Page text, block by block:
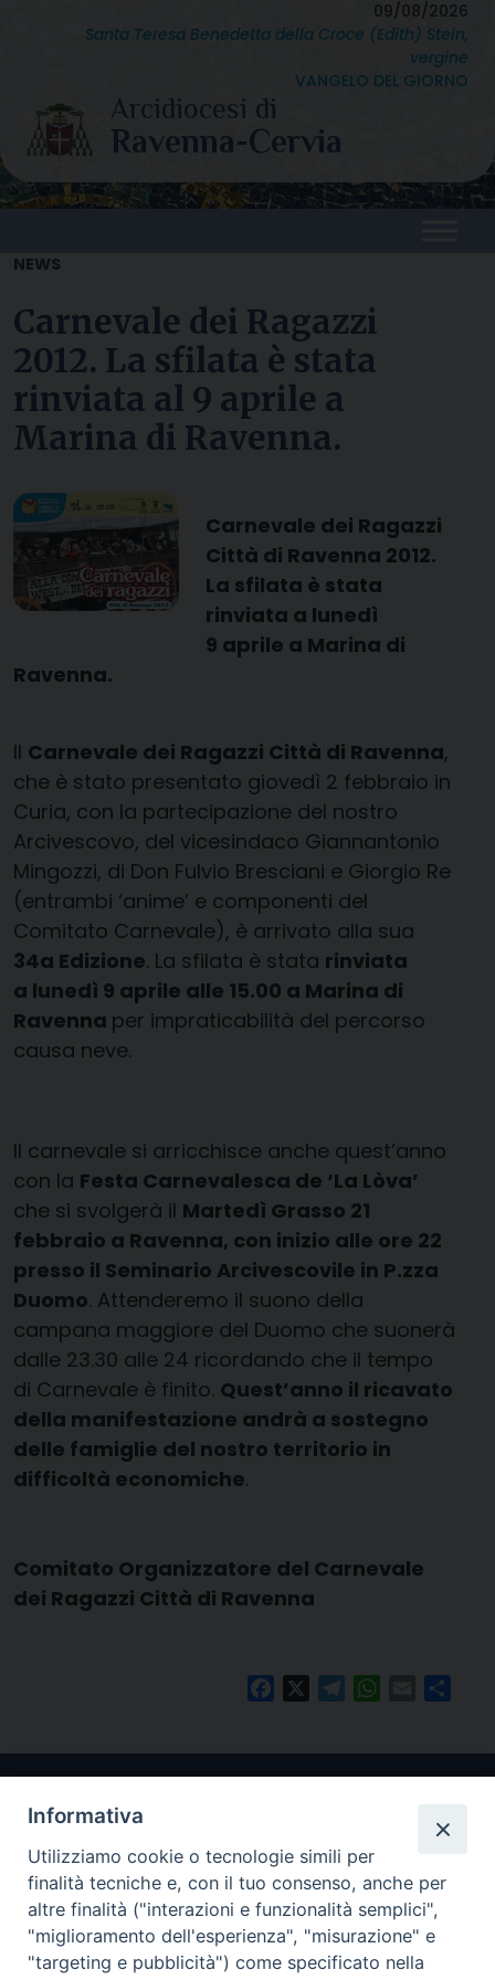
09/08/2026
Santa Teresa Benedetta della Croce (Edith) Stein,
vergine
VANGELO DEL GIORNO
NEWS
Carnevale dei Ragazzi
2012. La sfilata è stata
rinviata al 9 aprile a
Marina di Ravenna.
Carnevale dei Ragazzi
Città di Ravenna 2012.
La sfilata è stata
rinviata a lunedì
9 aprile a Marina di
Ravenna.
Il Carnevale dei Ragazzi Città di Ravenna,
che è stato presentato giovedì 2 febbraio in
Curia, con la partecipazione del nostro
Arcivescovo, del vicesindaco Giannantonio
Mingozzi, di Don Fulvio Bresciani e Giorgio Re
(entrambi ‘anime’ e componenti del
Comitato Carnevale), è arrivato alla sua
34a Edizione. La sfilata è stata rinviata
a lunedì 9 aprile alle 15.00 a Marina di
Ravenna per impraticabilità del percorso
causa neve.
Il carnevale si arricchisce anche quest’anno
con la Festa Carnevalesca de ‘La Lòva’
che si svolgerà il Martedì Grasso 21
febbraio a Ravenna, con inizio alle ore 22
presso il Seminario Arcivescovile in P.zza
Duomo. Attenderemo il suono della
campana maggiore del Duomo che suonerà
dalle 23.30 alle 24 ricordando che il tempo
di Carnevale è finito. Quest’anno il ricavato
della manifestazione andrà a sostegno
delle famiglie del nostro territorio in
difficoltà economiche.
Comitato Organizzatore del Carnevale
dei Ragazzi Città di Ravenna
FacebookTelegramWhatsApp
Email
Arcidiocesi di Ravenna-Cervia
Informativa
Utilizziamo cookie o tecnologie simili per
finalità tecniche e, con il tuo consenso, anche per
altre finalità ("interazioni e funzionalità semplici",
"miglioramento dell'esperienza", "misurazione" e
"targeting e pubblicità") come specificato nella